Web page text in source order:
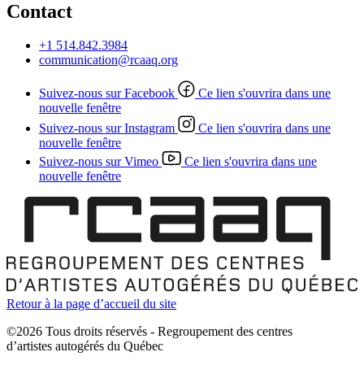
Contact
+1 514.842.3984
communication@rcaaq.org
Suivez-nous sur Facebook
Ce lien s'ouvrira dans une
nouvelle fenêtre
Suivez-nous sur Instagram
Ce lien s'ouvrira dans une
nouvelle fenêtre
Suivez-nous sur Vimeo
Ce lien s'ouvrira dans une
nouvelle fenêtre
Retour à la page d’accueil du site
©2026 Tous droits réservés - Regroupement des centres
d’artistes autogérés du Québec